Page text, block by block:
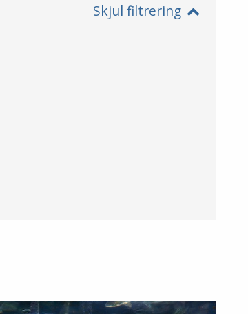
Skjul filtrering